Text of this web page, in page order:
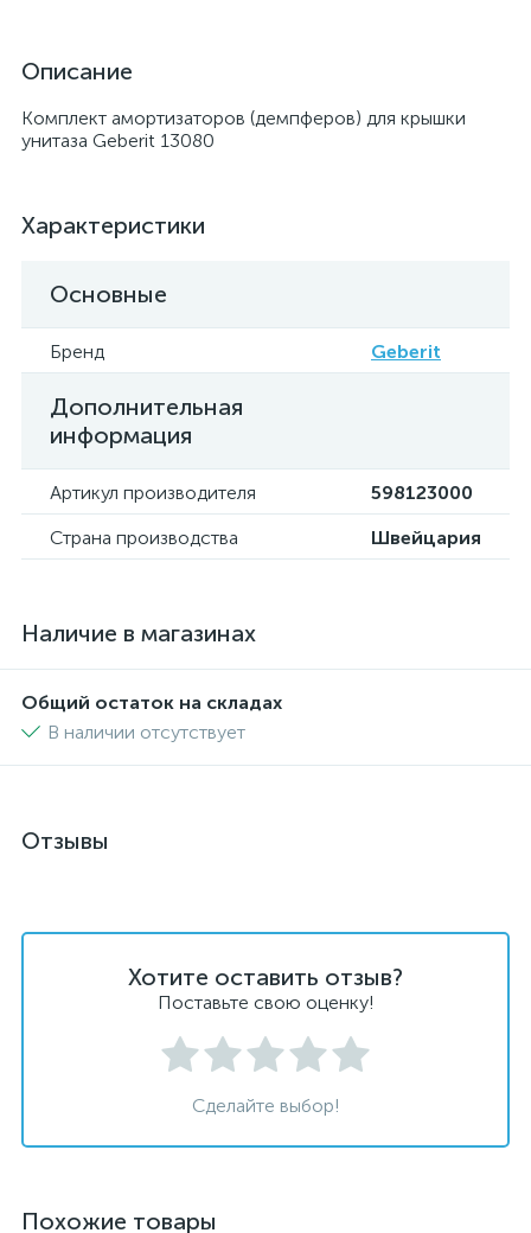
Описание
Комплект амортизаторов (демпферов) для крышки
унитаза Geberit 13080
Характеристики
Основные
Бренд Geberit
Дополнительная
информация
Артикул производителя
598123000
Страна производства
Швейцария
Наличие в магазинах
Общий остаток на складах
В наличии отсутствует
Отзывы
Хотите оставить отзыв?
Поставьте свою оценку!
Сделайте выбор!
Похожие товары